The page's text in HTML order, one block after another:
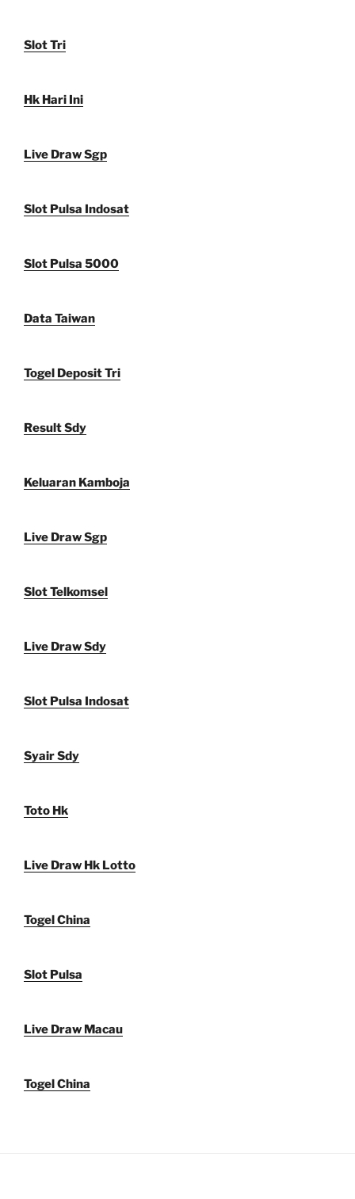
Slot Tri
Hk Hari Ini
Live Draw Sgp
Slot Pulsa Indosat
Slot Pulsa 5000
Data Taiwan
Togel Deposit Tri
Result Sdy
Keluaran Kamboja
Live Draw Sgp
Slot Telkomsel
Live Draw Sdy
Slot Pulsa Indosat
Syair Sdy
Toto Hk
Live Draw Hk Lotto
Togel China
Slot Pulsa
Live Draw Macau
Togel China